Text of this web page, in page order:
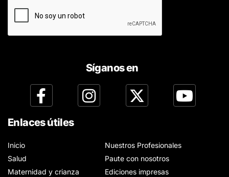
Síganos en
Enlaces útiles
Inicio
Salud
Maternidad y crianza
Nuestros Profesionales
Paute con nosotros
Ediciones impresas